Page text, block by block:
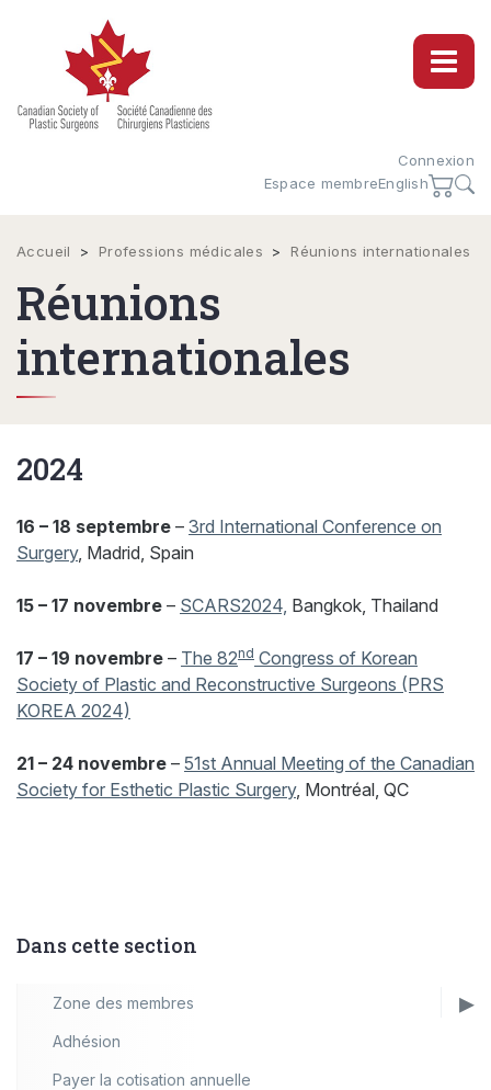
Connexion
Espace membreEnglish
Accueil > Professions médicales > Réunions internationales
Réunions
internationales
2024
16 – 18 septembre – 3rd International Conference on
Surgery, Madrid, Spain
15 – 17 novembre – SCARS2024, Bangkok, Thailand
17 – 19 novembre – The 82nd Congress of Korean
Society of Plastic and Reconstructive Surgeons (PRS
KOREA 2024)
21 – 24 novembre – 51st Annual Meeting of the Canadian
Society for Esthetic Plastic Surgery, Montréal, QC
Dans cette section
Zone des membres
Adhésion
Payer la cotisation annuelle